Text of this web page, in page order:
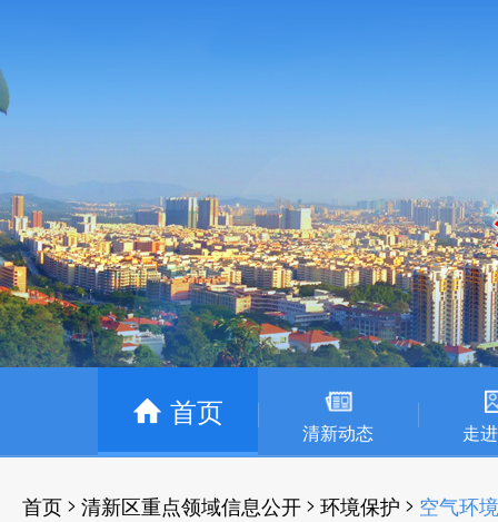
首页
清新动态 走
首页 > 清新区重点领域信息公开 > 环境保护 > 空气环